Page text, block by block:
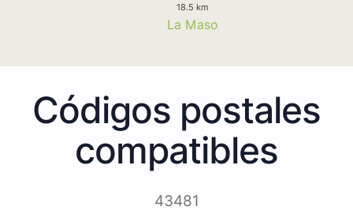
18.5 km
La Maso
Códigos postales
compatibles
43481